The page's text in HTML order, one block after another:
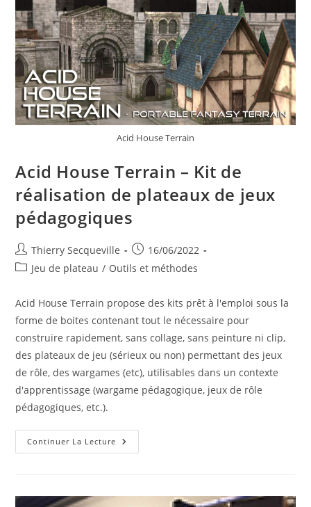
Acid House Terrain
Acid House Terrain – Kit de
réalisation de plateaux de jeux
pédagogiques
Auteur/autrice
de
Thierry Secqueville
Publication
publiée :
16/06/2022
PostJeu de plateau / Outils et méthodes
Acid House Terrain propose des kits prêt à l'emploi sous la
forme de boites contenant tout le nécessaire pour
construire rapidement, sans collage, sans peinture ni clip,
des plateaux de jeu (sérieux ou non) permettant des jeux
de rôle, des wargames (etc), utilisables dans un contexte
d'apprentissage (wargame pédagogique, jeux de rôle
pédagogiques, etc.).
Continuer La Lecture Acid
House
Réalisation